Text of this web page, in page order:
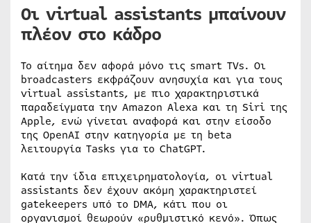
Οι virtual assistants μπαίνουν
πλέον στο κάδρο
Το αίτημα δεν αφορά μόνο τις smart TVs. Οι
broadcasters εκφράζουν ανησυχία και για τους
virtual assistants, με πιο χαρακτηριστικά
παραδείγματα την Amazon Alexa και τη Siri της
Apple, ενώ γίνεται αναφορά και στην είσοδο
της OpenAI στην κατηγορία με τη beta
λειτουργία Tasks για το ChatGPT.
Κατά την ίδια επιχειρηματολογία, οι virtual
assistants δεν έχουν ακόμη χαρακτηριστεί
gatekeepers υπό το DMA, κάτι που οι
οργανισμοί θεωρούν «ρυθμιστικό κενό». Όπως